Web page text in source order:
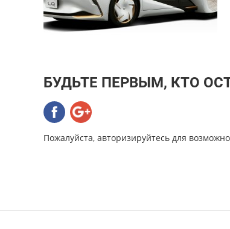
БУДЬТЕ ПЕРВЫМ, КТО
Пожалуйста, авторизируйтесь для